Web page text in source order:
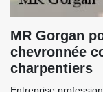
MR Gorgan
chevronnée
charpentiers